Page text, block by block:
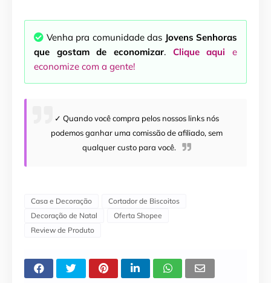
Venha pra comunidade das Jovens Senhoras
que gostam de economizar. Clique aquie
economize com a gente!
✓ Quando você compra pelos nossos links nós
podemos ganhar uma comissão de afiliado, sem
qualquer custo para você.
Casa e Decoração
Cortador de Biscoitos
Decoração de Natal
Oferta Shopee
Review de Produto